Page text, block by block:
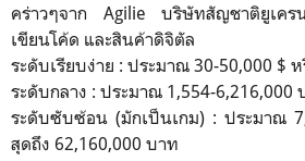
คร่าวๆจาก Agilie บริษัทสัญชาติยูเค
เขียนโค้ด และสินค้าดิจิตัล
ระดับเรียบง่าย : ประมาณ 30-50,000 $
ระดับกลาง : ประมาณ 1,554-6,216,000
ระดับซับซ้อน (มักเป็นเกม) : ประมาณ
สุดถึง 62,160,000 บาท